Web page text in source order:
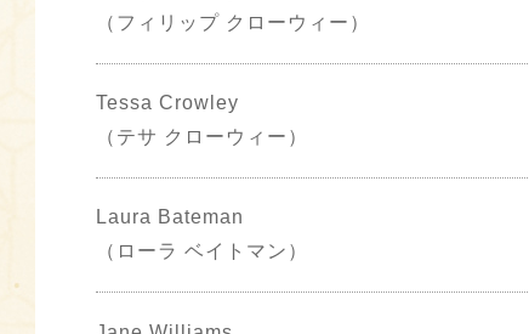
（フィリップ クローウィー）
Tessa Crowley
（テサ クローウィー）
Laura Bateman
（ローラ ベイトマン）